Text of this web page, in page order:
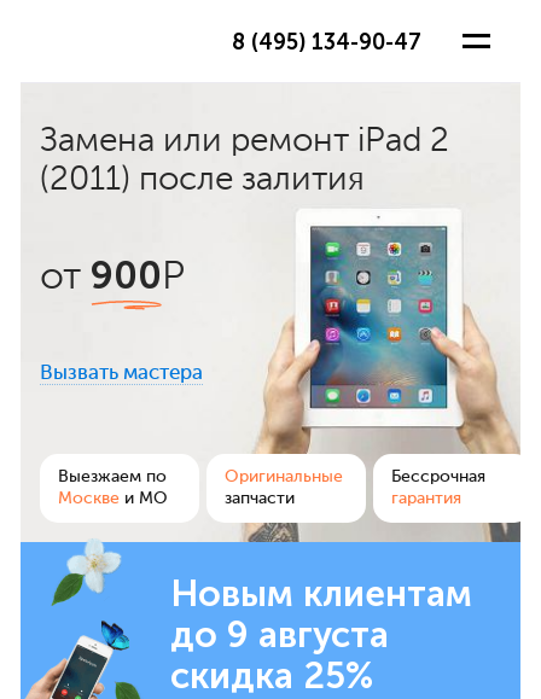
8 (495) 134-90-47
Замена или ремонт iPad 2
(2011) после залития
от 900 Р
Вызвать мастера
Выезжаем по
Москве и МО
Оригинальные
запчасти
Бессрочная
гарантия
Новым клиентам
до 9 августа
скидка 25%